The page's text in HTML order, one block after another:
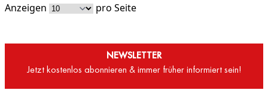
Anzeigen
pro Seite
NEWSLETTER
Jetzt kostenlos abonnieren & immer früher informiert sein!